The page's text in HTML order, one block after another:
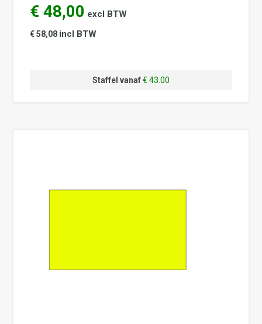
€ 48,00 excl BTW
€ 58,08 incl BTW
Staffel vanaf€ 43.00